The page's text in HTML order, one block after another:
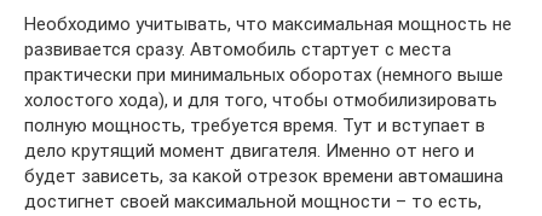
Необходимо учитывать, что максимальная мощность не
развивается сразу. Автомобиль стартует с места
практически при минимальных оборотах (немного выше
холостого хода), и для того, чтобы отмобилизировать
полную мощность, требуется время. Тут и вступает в
дело крутящий момент двигателя. Именно от него и
будет зависеть, за какой отрезок времени автомашина
достигнет своей максимальной мощности – то есть,